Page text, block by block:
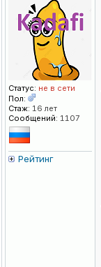
Статус: не в сети
Пол:
Стаж: 16 лет
Сообщений: 1107
Рейтинг